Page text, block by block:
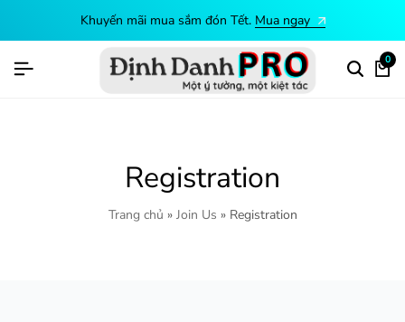
Khuyến mãi mua sắm đón Tết. Mua ngay
0
Registration
Trang chủ » Join Us » Registration